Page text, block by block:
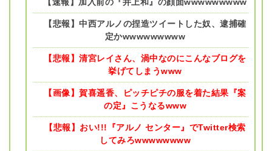
【悲報】中西アルノの捏造ツイートした奴、逮捕確
定かwwwwwwwww
【悲報】清宮レイさん、渦中なのにこんなブログを
挙げてしまうwww
【画像】賀喜遥香、ピッチピチの服を着た結果『案
の定』こうなるwww
【悲報】おい!!!『アルノ センター』でTwitter検索
してみろwwwwwwww